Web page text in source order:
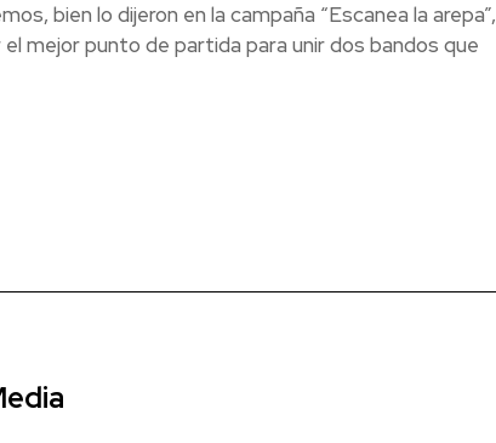
bien lo dijeron en la campaña “Escanea la arepa”,
mejor punto de partida para unir dos bandos que